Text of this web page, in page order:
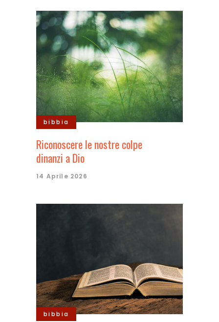
bibbia
Riconoscere le nostre colpe
dinanzi a Dio
14 Aprile 2026
bibbia